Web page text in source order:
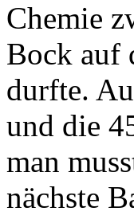
Chemie
Bock auf
durfte.
und die
man
nächste